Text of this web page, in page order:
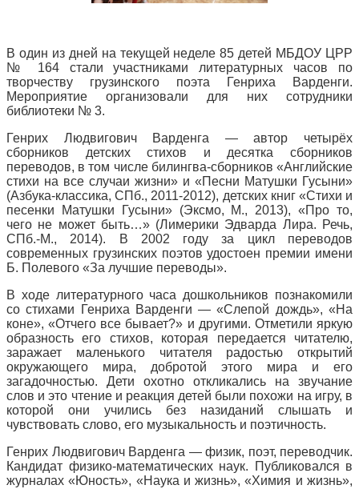
В один из дней на текущей неделе 85 детей МБДОУ ЦРР
№ 164 стали участниками литературных часов по
творчеству грузинского поэта Генриха Варденги.
Мероприятие организовали для них сотрудники
библиотеки № 3.
Генрих Людвигович Варденга — автор четырёх
сборников детских стихов и десятка сборников
переводов, в том числе билингва-сборников «Английские
стихи на все случаи жизни» и «Песни Матушки Гусыни»
(Азбука-классика, СПб., 2011-2012), детских книг «Стихи и
песенки Матушки Гусыни» (Эксмо, М., 2013), «Про то,
чего не может быть…» (Лимерики Эдварда Лира. Речь,
СПб.-М., 2014). В 2002 году за цикл переводов
современных грузинских поэтов удостоен премии имени
Б. Полевого «За лучшие переводы».
В ходе литературного часа дошкольников познакомили
со стихами Генриха Варденги — «Слепой дождь», «На
коне», «Отчего все бывает?» и другими. Отметили яркую
образность его стихов, которая передается читателю,
заражает маленького читателя радостью открытий
окружающего мира, добротой этого мира и его
загадочностью. Дети охотно откликались на звучание
слов и это чтение и реакция детей были похожи на игру, в
которой они учились без назиданий слышать и
чувствовать слово, его музыкальность и поэтичность.
Генрих Людвигович Варденга — физик, поэт, переводчик.
Кандидат физико-математических наук. Публиковался в
журналах «Юность», «Наука и жизнь», «Химия и жизнь»,